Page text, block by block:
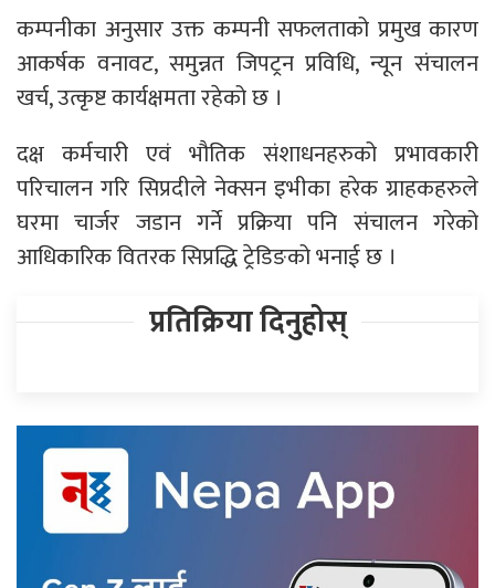
कम्पनीका अनुसार उक्त कम्पनी सफलताको प्रमुख कारण
आकर्षक वनावट, समुन्नत जिपट्रन प्रविधि, न्यून संचालन
खर्च, उत्कृष्ट कार्यक्षमता रहेको छ ।
दक्ष कर्मचारी एवं भौतिक संशाधनहरुको प्रभावकारी
परिचालन गरि सिप्रदीले नेक्सन इभीका हरेक ग्राहकहरुले
घरमा चार्जर जडान गर्ने प्रक्रिया पनि संचालन गरेको
आधिकारिक वितरक सिप्रद्धि ट्रेडिङको भनाई छ ।
प्रतिक्रिया दिनुहोस्